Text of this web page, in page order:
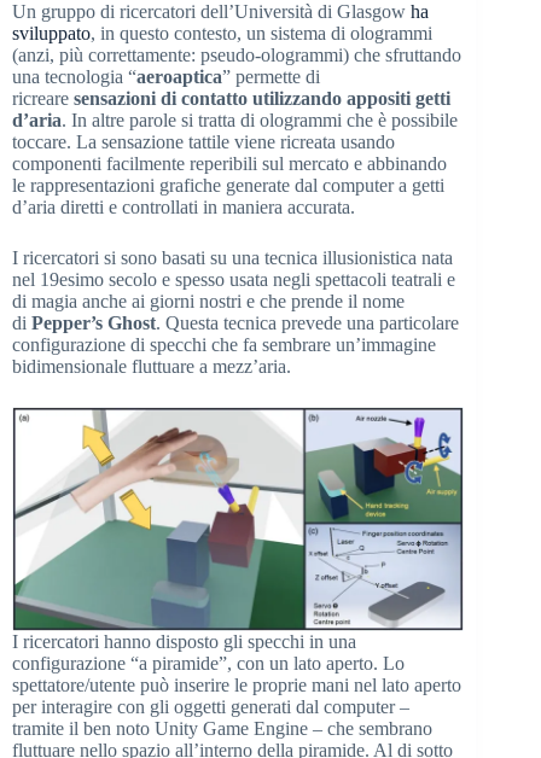
Un gruppo di ricercatori dell’Università di Glasgow ha
sviluppato, in questo contesto, un sistema di ologrammi
(anzi, più correttamente: pseudo-ologrammi) che sfruttando
una tecnologia “aeroaptica” permette di
ricreare sensazioni di contatto utilizzando appositi getti
d’aria. In altre parole si tratta di ologrammi che è possibile
toccare. La sensazione tattile viene ricreata usando
componenti facilmente reperibili sul mercato e abbinando
le rappresentazioni grafiche generate dal computer a getti
d’aria diretti e controllati in maniera accurata.
I ricercatori si sono basati su una tecnica illusionistica nata
nel 19esimo secolo e spesso usata negli spettacoli teatrali e
di magia anche ai giorni nostri e che prende il nome
di Pepper’s Ghost. Questa tecnica prevede una particolare
configurazione di specchi che fa sembrare un’immagine
bidimensionale fluttuare a mezz’aria.
I ricercatori hanno disposto gli specchi in una
configurazione “a piramide”, con un lato aperto. Lo
spettatore/utente può inserire le proprie mani nel lato aperto
per interagire con gli oggetti generati dal computer –
tramite il ben noto Unity Game Engine – che sembrano
fluttuare nello spazio all’interno della piramide. Al di sotto